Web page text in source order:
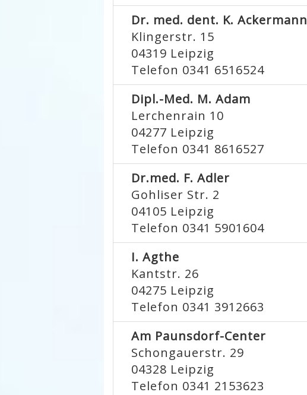
Dr. med. dent. K. Ackermann
Klingerstr. 15
04319 Leipzig
Telefon 0341 6516524
Dipl.-Med. M. Adam
Lerchenrain 10
04277 Leipzig
Telefon 0341 8616527
Dr.med. F. Adler
Gohliser Str. 2
04105 Leipzig
Telefon 0341 5901604
I. Agthe
Kantstr. 26
04275 Leipzig
Telefon 0341 3912663
Am Paunsdorf-Center
Schongauerstr. 29
04328 Leipzig
Telefon 0341 2153623